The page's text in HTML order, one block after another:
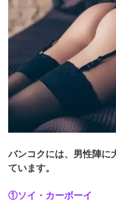
バンコクには、男性陣に
ています。
①ソイ・カーボーイ